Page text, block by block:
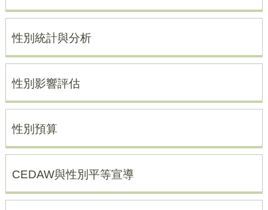
性別統計與分析
性別影響評估
性別預算
CEDAW與性別平等宣導